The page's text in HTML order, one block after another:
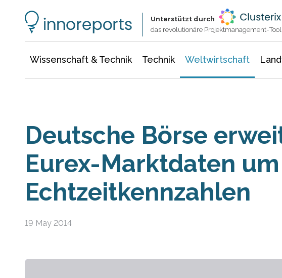
Unterstützt durch
das revolutionäre Projektmanagement-Tool
Wissenschaft & Technik Technik Weltwirtschaft
Deutsche Börse
Eurex-Marktdaten um
Echtzeitkennzahlen
19 May 2014